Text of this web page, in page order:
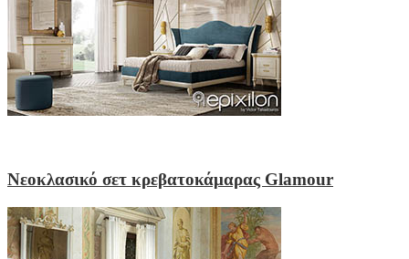
Νεοκλασικό σετ κρεβατοκάμαρας Glamour